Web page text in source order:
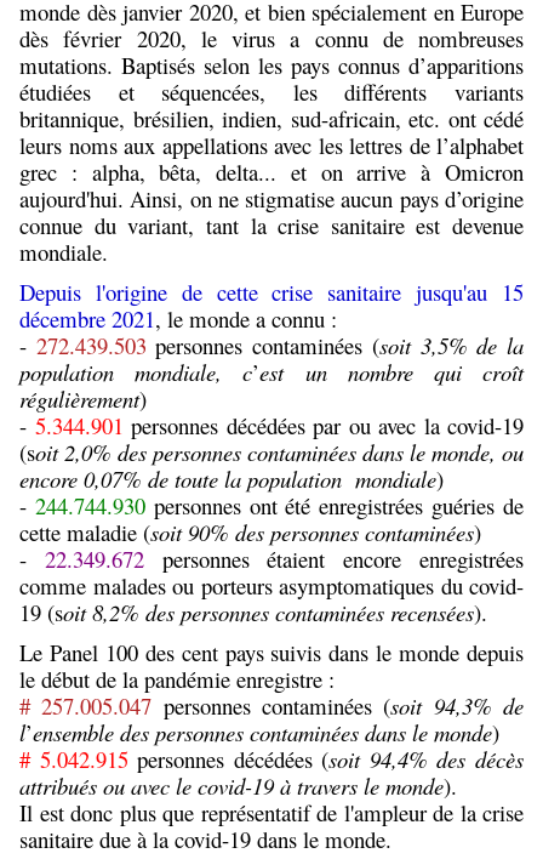
monde dès janvier 2020, et bien spécialement en Europe
dès février 2020, le virus a connu de nombreuses
mutations. Baptisés selon les pays connus d’apparitions
étudiées et séquencées, les différents variants
britannique, brésilien, indien, sud-africain, etc. ont cédé
leurs noms aux appellations avec les lettres de l’alphabet
grec : alpha, bêta, delta... et on arrive à Omicron
aujourd'hui. Ainsi, on ne stigmatise aucun pays d’origine
connue du variant, tant la crise sanitaire est devenue
mondiale.
Depuis l'origine de cette crise sanitaire jusqu'au 15
décembre 2021, le monde a connu :
- 272.439.503 personnes contaminées (soit 3,5% de la
population mondiale, c’est un nombre qui croît
régulièrement)
- 5.344.901 personnes décédées par ou avec la covid-19
(soit 2,0% des personnes contaminées dans le monde, ou
encore 0,07% de toute la population mondiale)
- 244.744.930personnes ont été enregistrées guéries de
cette maladie (soit 90% des personnes contaminées)
- 22.349.672personnes étaient encore enregistrées
comme malades ou porteurs asymptomatiques du covid-
19 (soit 8,2% des personnes contaminées recensées).
Le Panel 100 des cent pays suivis dans le monde depuis
le début de la pandémie enregistre :
# 257.005.047 personnes contaminées (soit 94,3% de
l’ensemble des personnes contaminées dans le monde)
# 5.042.915 personnes décédées (soit 94,4% des décès
attribués ou avec le covid-19 à travers le monde).
Il est donc plus que représentatif de l'ampleur de la crise
sanitaire due à la covid-19 dans le monde.